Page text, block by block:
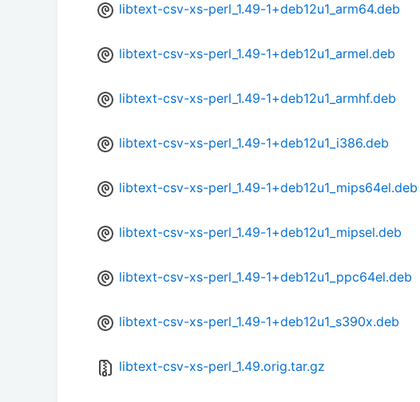
libtext-csv-xs-perl_1.49-1+deb12u1_arm64.deb
libtext-csv-xs-perl_1.49-1+deb12u1_armel.deb
libtext-csv-xs-perl_1.49-1+deb12u1_armhf.deb
libtext-csv-xs-perl_1.49-1+deb12u1_i386.deb
libtext-csv-xs-perl_1.49-1+deb12u1_mips64el.deb
libtext-csv-xs-perl_1.49-1+deb12u1_mipsel.deb
libtext-csv-xs-perl_1.49-1+deb12u1_ppc64el.deb
libtext-csv-xs-perl_1.49-1+deb12u1_s390x.deb
libtext-csv-xs-perl_1.49.orig.tar.gz